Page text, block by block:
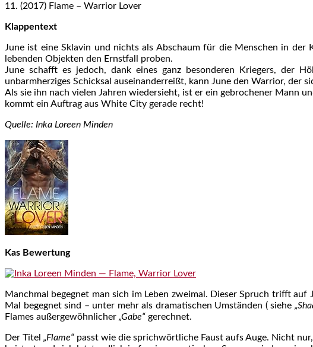
11. (2017) Flame – Warrior Lover
Klappentext
June ist eine Sklavin und nichts als Abschaum für die Menschen in der
lebenden Objekten den Ernstfall proben.
June schafft es jedoch, dank eines ganz besonderen Kriegers, der
unbarmherziges Schicksal auseinanderreißt, kann June den Warrior, der
Als sie ihn nach vielen Jahren wiedersieht, ist er ein gebrochener Mann
kommt ein Auftrag aus White City gerade recht!
Quelle: Inka Loreen Minden
Kas Bewertung
Manchmal begegnet man sich im Leben zweimal. Dieser Spruch trifft
Mal begegnet sind – unter mehr als dramatischen Umständen ( siehe
Flames außergewöhnlicher „Gabe“ gerechnet.
Der Titel „Flame“ passt wie die sprichwörtliche Faust aufs Auge. Nicht